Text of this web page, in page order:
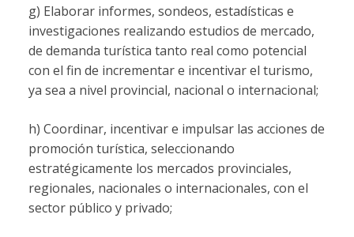
g) Elaborar informes, sondeos, estadísticas e
investigaciones realizando estudios de mercado,
de demanda turística tanto real como potencial
con el fin de incrementar e incentivar el turismo,
ya sea a nivel provincial, nacional o internacional;
h) Coordinar, incentivar e impulsar las acciones de
promoción turística, seleccionando
estratégicamente los mercados provinciales,
regionales, nacionales o internacionales, con el
sector público y privado;